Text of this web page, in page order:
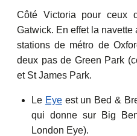
Côté Victoria pour ceux
Gatwick. En effet la
stations de métro de
deux pas de Green Park
et St James Park.
Le Eyeest un Bed &
qui donne sur Big
London Eye).